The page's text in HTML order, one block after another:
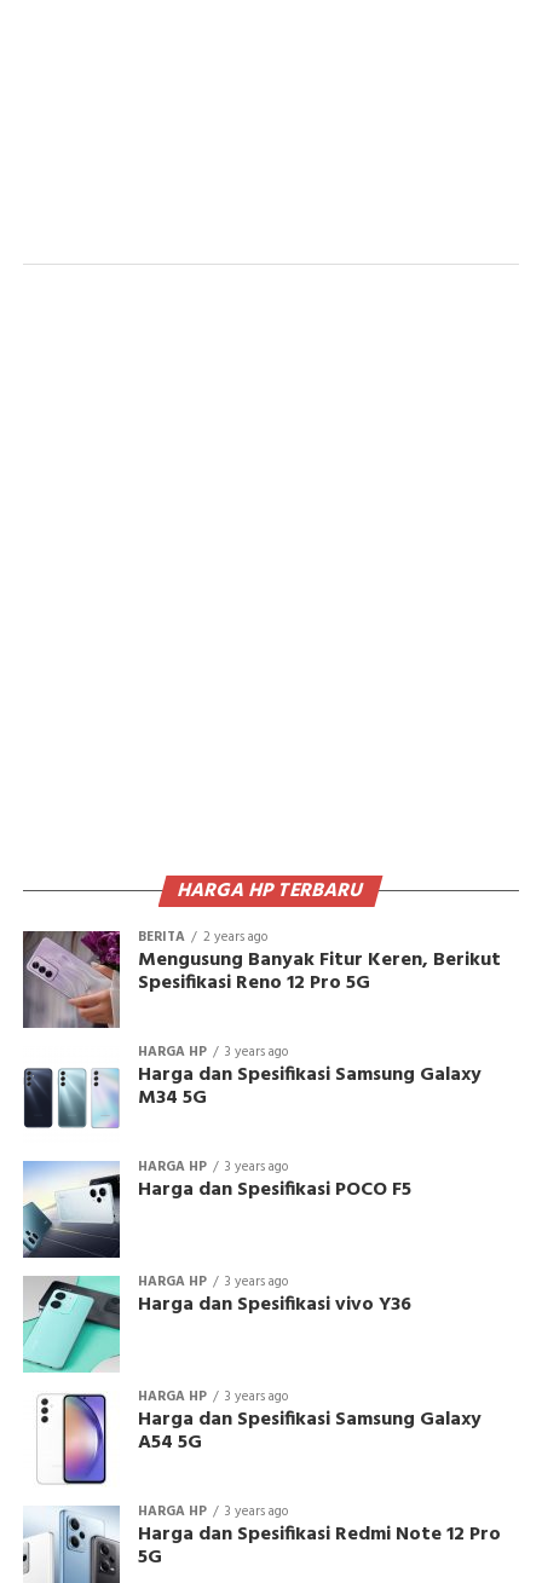
HARGA HP TERBARU
BERITA 2 years ago
Mengusung Banyak Fitur Keren, Berikut
Spesifikasi Reno 12 Pro 5G
HARGA HP 3 years ago
Harga dan Spesifikasi Samsung Galaxy
M34 5G
HARGA HP 3 years ago
Harga dan Spesifikasi POCO F5
HARGA HP 3 years ago
Harga dan Spesifikasi vivo Y36
HARGA HP 3 years ago
Harga dan Spesifikasi Samsung Galaxy
A54 5G
HARGA HP 3 years ago
Harga dan Spesifikasi Redmi Note 12 Pro
5G